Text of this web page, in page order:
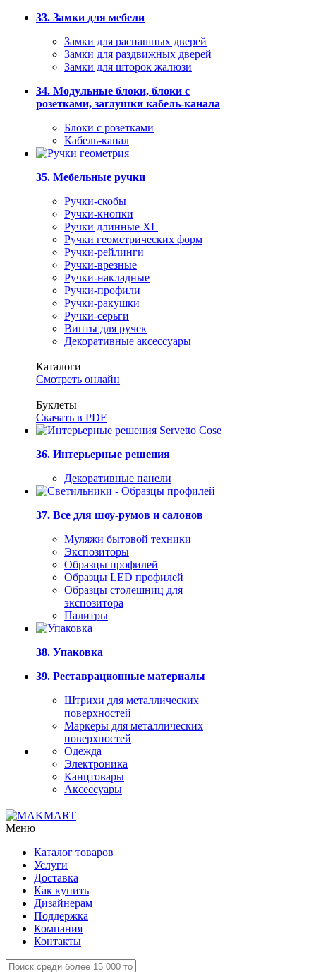
33. Замки для мебели
Замки для распашных дверей
Замки для раздвижных дверей
Замки для шторок жалюзи
34. Модульные блоки, блоки с
розетками, заглушки кабель-канала
Блоки с розетками
Кабель-канал
35. Мебельные ручки
Ручки-скобы
Ручки-кнопки
Ручки длинные XL
Ручки геометрических форм
Ручки-рейлинги
Ручки-врезные
Ручки-накладные
Ручки-профили
Ручки-ракушки
Ручки-серьги
Винты для ручек
Декоративные аксессуары
Каталоги
Смотреть онлайн
Буклеты
Скачать в PDF
36. Интерьерные решения
Декоративные панели
37. Все для шоу-румов и салонов
Муляжи бытовой техники
Экспозиторы
Образцы профилей
Образцы LED профилей
Образцы столешниц для
экспозитора
Палитры
38. Упаковка
39. Реставрационные материалы
Штрихи для металлических
поверхностей
Маркеры для металлических
поверхностей
Одежда
Электроника
Канцтовары
Аксессуары
Меню
Каталог товаров
Услуги
Доставка
Как купить
Дизайнерам
Поддержка
Компания
Контакты